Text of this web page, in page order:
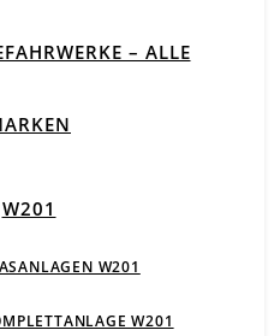
– ALLE
W201
W201
W201